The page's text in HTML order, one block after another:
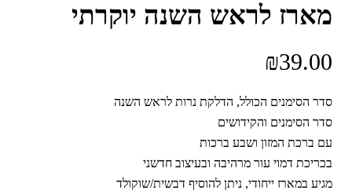
מארז לראש השנה יוקרתי
₪39.00
סדר הסימנים הכולל, הדלקת נרות לראש השנה
סדר הסימנים והקידושים
עם ברכת המזון ושבע ברכות
בכריכת דמוי עור מרהיבה ובעיצוב חדשני
מגיע במארז ייחודי, ניתן להוסיף דבשית/שוקולד